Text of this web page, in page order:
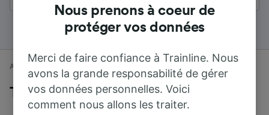
Accueil
Trains de Chesterfield à Manchester
Nous prenons à coeur de
protéger vos données
Merci de faire confiance à Trainline. Nous
avons la grande responsabilité de gérer
vos données personnelles. Voici
comment nous allons les traiter.